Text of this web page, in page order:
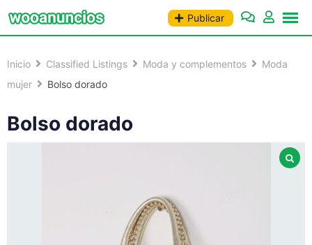
Saltar
Publicar
Inicio Classified Listings Moda y complementos
Moda
mujer
Bolso dorado
Bolso dorado